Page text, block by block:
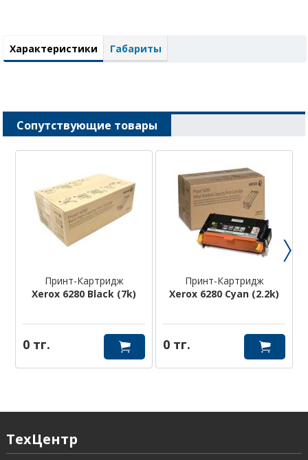
Характеристики Габариты
Сопутствующие товары
Принт-Картридж
Xerox 6280 Black (7k)
0 тг.
Принт-Картридж
Xerox 6280 Cyan (2.2k)
0 тг.
ТехЦентр